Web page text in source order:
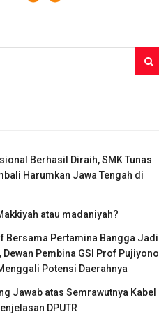
Berhasil Diraih, SMK Tunas
Harumkan Jawa Tengah di
atau madaniyah?
Bersama Pertamina Bangga Jadi
Pembina GSI Prof Pujiyono
Potensi Daerahnya
Jawab atas Semrawutnya Kabel
DPUTR